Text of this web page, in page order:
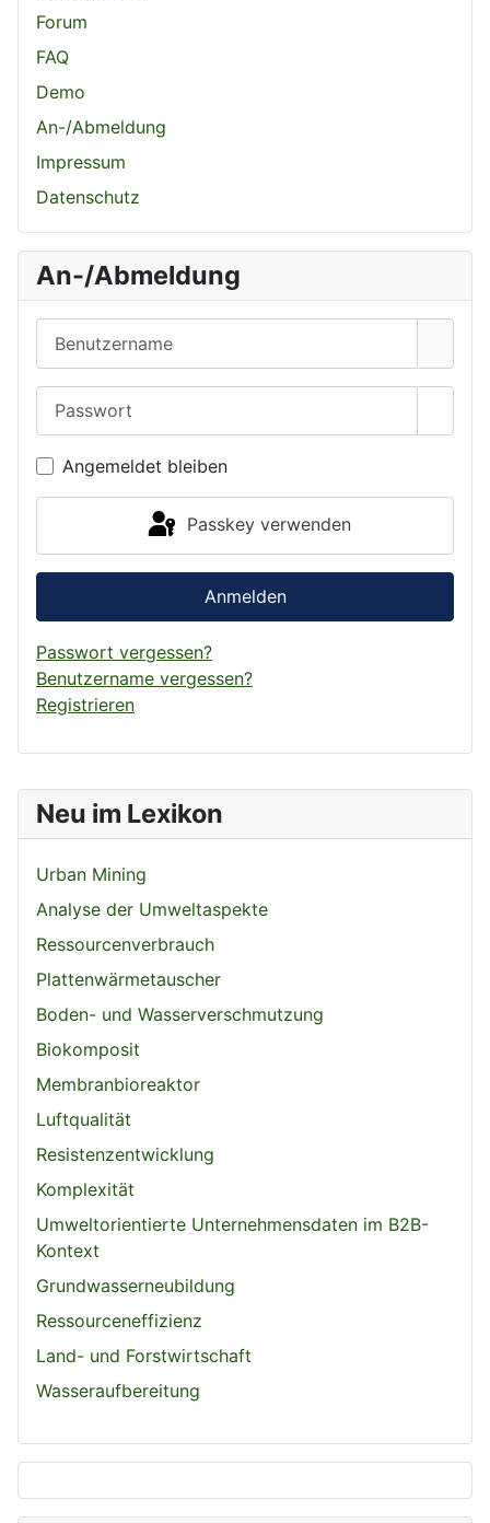
Neu im Lexikon
Urban Mining
Analyse der Umweltaspekte
Ressourcenverbrauch
Plattenwärmetauscher
Boden- und Wasserverschmutzung
Biokomposit
Membranbioreaktor
Luftqualität
Resistenzentwicklung
Komplexität
Umweltorientierte Unternehmensdaten im B2B-
Kontext
Grundwasserneubildung
Ressourceneffizienz
Land- und Forstwirtschaft
Wasseraufbereitung
Forum
FAQ
Demo
An-/Abmeldung
Impressum
Datenschutz
An-/Abmeldung
Angemeldet bleiben
Passkey verwenden
Anmelden
Passwort vergessen?
Benutzername vergessen?
Registrieren